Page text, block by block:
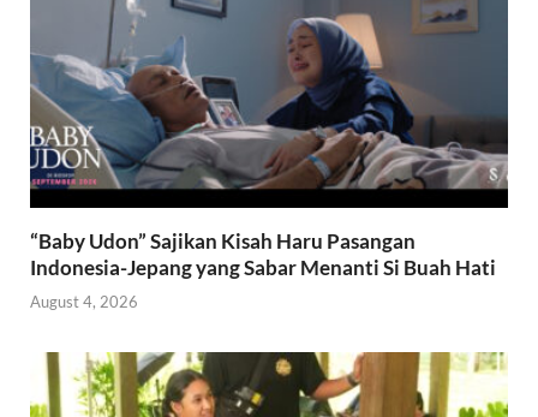
“Baby Udon” Sajikan Kisah Haru Pasangan
Indonesia-Jepang yang Sabar Menanti Si Buah Hati
August 4, 2026